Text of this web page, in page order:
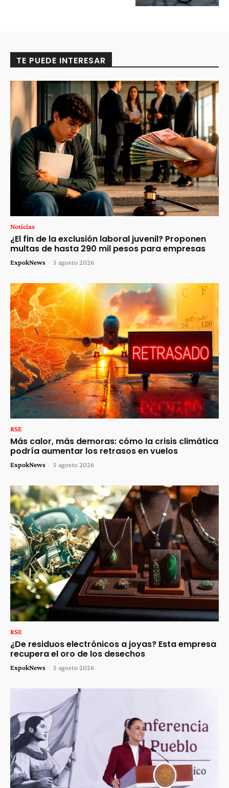
TE PUEDE INTERESAR
Noticias
¿El fin de la exclusión laboral juvenil? Proponen
multas de hasta 290 mil pesos para empresas
ExpokNews - 5 agosto 2026
RSE
Más calor, más demoras: cómo la crisis climática
podría aumentar los retrasos en vuelos
ExpokNews - 5 agosto 2026
RSE
¿De residuos electrónicos a joyas? Esta empresa
recupera el oro de los desechos
ExpokNews - 5 agosto 2026